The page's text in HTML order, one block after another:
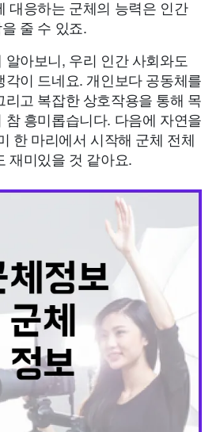
대응하는 군체의 능력은 인간
줄 수 있죠.
아보니, 우리 인간 사회와도
각이 드네요. 개인보다 공동체를
고 복잡한 상호작용을 통해 목
참 흥미롭습니다. 다음에 자연을
한 마리에서 시작해 군체 전체
재미있을 것 같아요.